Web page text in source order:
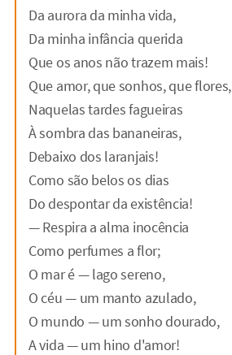
Da aurora da minha vida,
Da minha infância querida
Que os anos não trazem mais!
Que amor, que sonhos, que flores,
Naquelas tardes fagueiras
À sombra das bananeiras,
Debaixo dos laranjais!
Como são belos os dias
Do despontar da existência!
— Respira a alma inocência
Como perfumes a flor;
O mar é — lago sereno,
O céu — um manto azulado,
O mundo — um sonho dourado,
A vida — um hino d'amor!